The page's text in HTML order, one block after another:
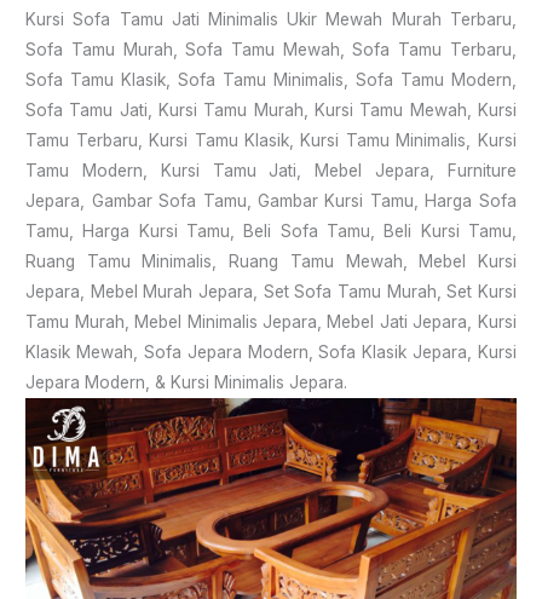
Kursi Sofa Tamu Jati Minimalis Ukir Mewah Murah Terbaru,
Sofa Tamu Murah, Sofa Tamu Mewah, Sofa Tamu Terbaru,
Sofa Tamu Klasik, Sofa Tamu Minimalis, Sofa Tamu Modern,
Sofa Tamu Jati, Kursi Tamu Murah, Kursi Tamu Mewah, Kursi
Tamu Terbaru, Kursi Tamu Klasik, Kursi Tamu Minimalis, Kursi
Tamu Modern, Kursi Tamu Jati, Mebel Jepara, Furniture
Jepara, Gambar Sofa Tamu, Gambar Kursi Tamu, Harga Sofa
Tamu, Harga Kursi Tamu, Beli Sofa Tamu, Beli Kursi Tamu,
Ruang Tamu Minimalis, Ruang Tamu Mewah, Mebel Kursi
Jepara, Mebel Murah Jepara, Set Sofa Tamu Murah, Set Kursi
Tamu Murah, Mebel Minimalis Jepara, Mebel Jati Jepara, Kursi
Klasik Mewah, Sofa Jepara Modern, Sofa Klasik Jepara, Kursi
Jepara Modern, & Kursi Minimalis Jepara.